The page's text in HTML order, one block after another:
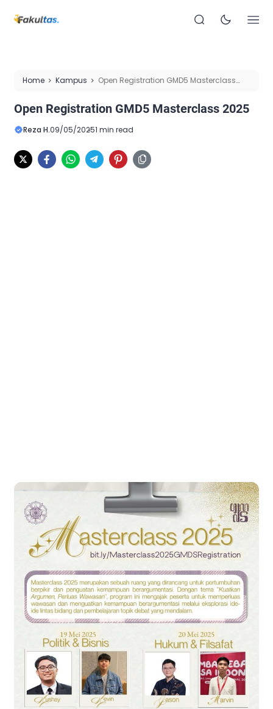
Home Kampus
Open Registration GMD5 Masterclass
Open Registration GMD5 Masterclass 2025
Reza H.09/05/20251 min read